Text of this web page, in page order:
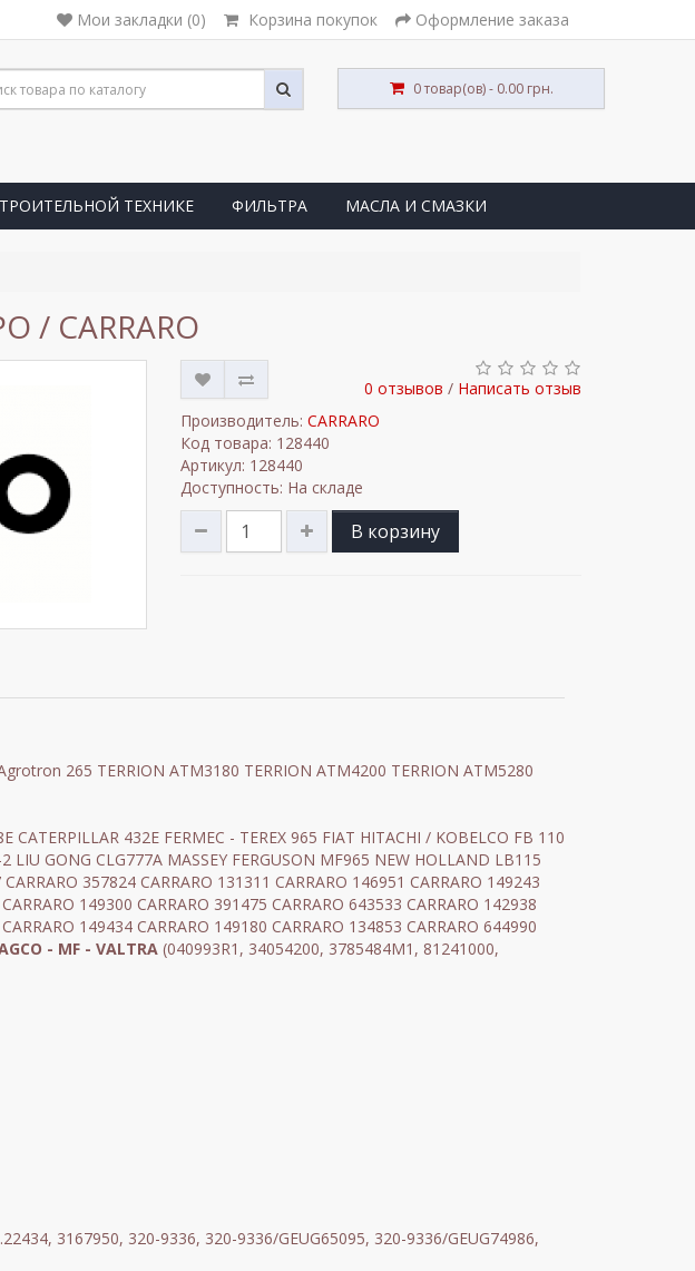
Мои закладки (0) Корзина покупок Оформление заказа
0 товар(ов) - 0.00 грн.
ТЕХНИКЕ ФИЛЬТРА МАСЛА И СМАЗКИ
/ CARRARO
0 отзывов / Написать отзыв
Производитель: CARRARO
Код товара: 128440
Артикул: 128440
Доступность: На складе
В корзину
265 TERRION ATM3180 TERRION ATM4200 TERRION ATM5280
CATERPILLAR 432E FERMEC - TEREX 965 FIAT HITACHI / KOBELCO FB 110
GONG CLG777A MASSEY FERGUSON MF965 NEW HOLLAND LB115
357824 CARRARO 131311 CARRARO 146951 CARRARO 149243
149300 CARRARO 391475 CARRARO 643533 CARRARO 142938
149434 CARRARO 149180 CARRARO 134853 CARRARO 644990
- MF - VALTRA (040993R1, 34054200, 3785484M1, 81241000,
3167950, 320-9336, 320-9336/GEUG65095, 320-9336/GEUG74986,